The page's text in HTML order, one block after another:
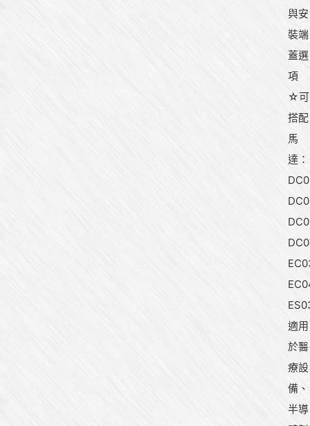
與安
裝端
蓋選
項
☆可
搭配
馬
達：
適用
於醫
療設
備、
半導